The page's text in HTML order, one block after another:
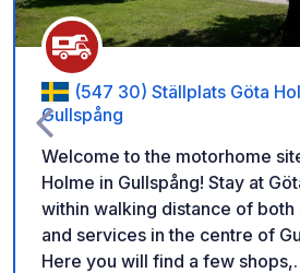
(547 30) Ställplats Göta
Gullspång
Welcome to the motorhome
Holme in Gullspång! Stay at Göta Holme
within walking distance of both
and services in the centre of
Here you will find a few shops,